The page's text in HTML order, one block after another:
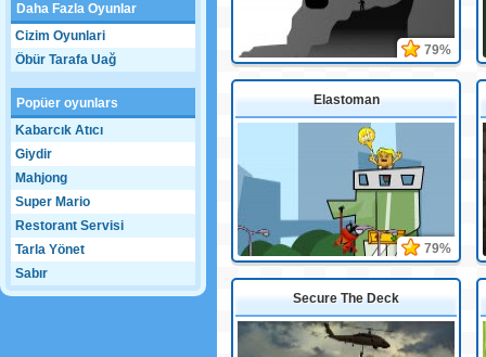
Daha Fazla Oyunlar
Cizim Oyunlari
Öbür Tarafa Uağ
Popüer oyunlars
Kabarcık Atıcı
Giydir
Mahjong
Super Mario
Restorant Servisi
Tarla Yönet
Sabır
79%
Elastoman
79%
Secure The Deck